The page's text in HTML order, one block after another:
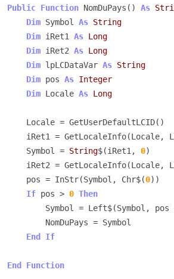
Public Function NomDuPays() As
Dim Symbol As String
Dim iRet1 As Long
Dim iRet2 As Long
Dim lpLCDataVar As String
Dim pos As Integer
Dim Locale As Long
iRet1 =
    Symbol =
String$(iRet1, 0)
    pos = InStr(Symbol, Chr$(
0))
If pos > 0 Then
Symbol = Left$(Symbol, pos
End If
End Function